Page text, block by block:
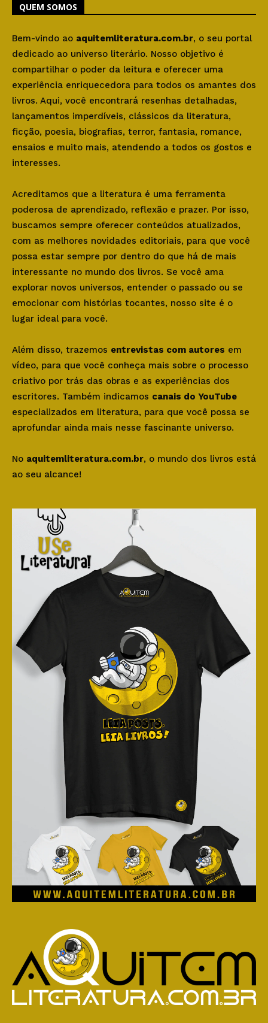
QUEM SOMOS
Bem-vindo ao aquitemliteratura.com.br, o seu portal
dedicado ao universo literário. Nosso objetivo é
compartilhar o poder da leitura e oferecer uma
experiência enriquecedora para todos os amantes dos
livros. Aqui, você encontrará resenhas detalhadas,
lançamentos imperdíveis, clássicos da literatura,
ficção, poesia, biografias, terror, fantasia, romance,
ensaios e muito mais, atendendo a todos os gostos e
interesses.
Acreditamos que a literatura é uma ferramenta
poderosa de aprendizado, reflexão e prazer. Por isso,
buscamos sempre oferecer conteúdos atualizados,
com as melhores novidades editoriais, para que você
possa estar sempre por dentro do que há de mais
interessante no mundo dos livros. Se você ama
explorar novos universos, entender o passado ou se
emocionar com histórias tocantes, nosso site é o
lugar ideal para você.
Além disso, trazemos entrevistas com autores em
vídeo, para que você conheça mais sobre o processo
criativo por trás das obras e as experiências dos
escritores. Também indicamos canais do YouTube
especializados em literatura, para que você possa se
aprofundar ainda mais nesse fascinante universo.
No aquitemliteratura.com.br, o mundo dos livros está
ao seu alcance!